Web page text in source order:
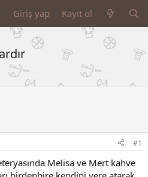
Giriş yap Kayıt ol
#1
Melisa ve Mert kahve